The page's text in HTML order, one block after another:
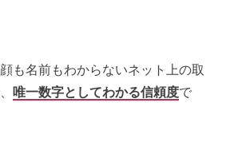
も名前もわからないネット上の取
唯一数字としてわかる信頼度で